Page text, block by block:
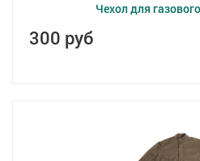
Чехол для
300 руб